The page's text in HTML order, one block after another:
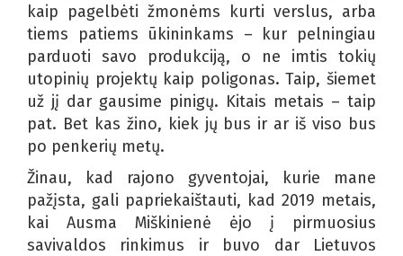
kaip pagelbėti žmonėms kurti verslus, arba
tiems patiems ūkininkams – kur pelningiau
parduoti savo produkciją, o ne imtis tokių
utopinių projektų kaip poligonas. Taip, šiemet
už jį dar gausime pinigų. Kitais metais – taip
pat. Bet kas žino, kiek jų bus ir ar iš viso bus
po penkerių metų.
Žinau, kad rajono gyventojai, kurie mane
pažįsta, gali papriekaištauti, kad 2019 metais,
kai Ausma Miškinienė ėjo į pirmuosius
savivaldos rinkimus ir buvo dar Lietuvos